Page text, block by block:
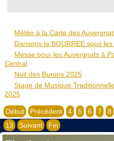
Météo à la Carte des
Dansons la BOURREE sous
Messe pour les Auvergnats à
Central
Nuit des Burons 2025
Stage de Musique
2025
Début Précédent 4 5 6 7 8
13
Suivant Fin